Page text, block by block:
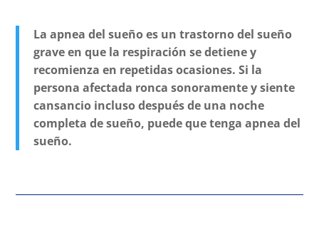
La apnea del sueño es un trastorno del sueño
grave en que la respiración se detiene y
recomienza en repetidas ocasiones. Si la
persona afectada ronca sonoramente y siente
cansancio incluso después de una noche
completa de sueño, puede que tenga apnea del
sueño.